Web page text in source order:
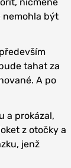
nemohla být
tahat za
A po
a prokázal,
z otočky a
jenž